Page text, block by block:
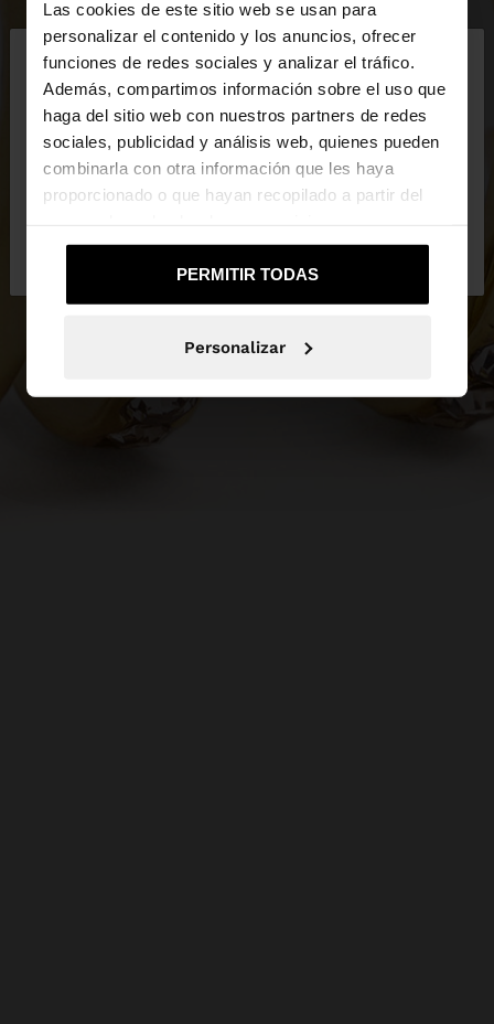
Las cookies de este sitio web se usan para
personalizar el contenido y los anuncios, ofrecer
funciones de redes sociales y analizar el tráfico.
Además, compartimos información sobre el uso que
haga del sitio web con nuestros partners de redes
sociales, publicidad y análisis web, quienes pueden
combinarla con otra información que les haya
proporcionado o que hayan recopilado a partir del
PERMITIR TODAS
Personalizar
hola
Estás accediendo a la web de Ecuador. ¿Quieres ir
a la web de United States?